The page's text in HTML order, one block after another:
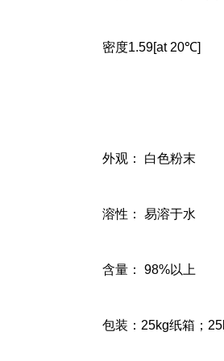
密度1.59[at 20℃]
外观： 白色粉末
溶性： 易溶于水
含量： 98%以上
包装：25kg纸箱；